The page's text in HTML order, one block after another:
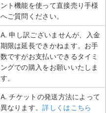
ント機能を使って直接売り手様
へご質問ください。
A. 申し訳ございませんが、入金
期限は延長できかねます。お手
数ですがお支払いできるタイミ
ングでの購入をお願いいたしま
す。
A. チケットの発送方法によって
異なります。詳しくはこちら